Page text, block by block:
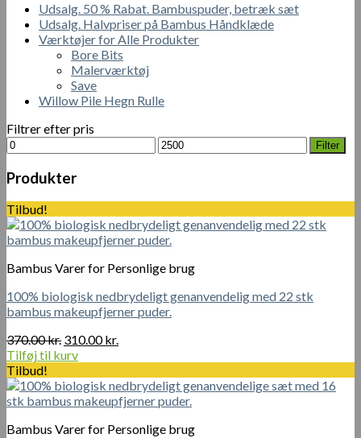
Udsalg. 50 % Rabat. Bambuspuder, betræk sæt
Udsalg. Halvpriser på Bambus Håndklæde
Værktøjer for Alle Produkter
Bore Bits
Malerværktøj
Save
Willow Pile Hegn Rulle
Filtrer efter pris
Mindste
pris
Højeste
pris
Filter
Produkter
Tilbud!
Bambus Varer for Personlige brug
100% biologisk nedbrydeligt genanvendelig med 22 stk
bambus makeupfjerner puder.
370.00kr. Den
oprindelige
var:
370.00 kr..
310.00kr.
er:
310.00 kr..
Tilføj til kurv
Tilbud!
Bambus Varer for Personlige brug